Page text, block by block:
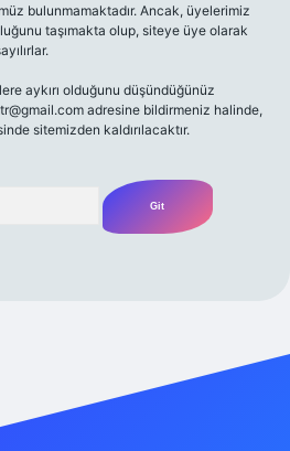
bulunmamaktadır. Ancak, üyelerimiz
taşımakta olup, siteye üye olarak
aykırı olduğunu düşündüğünüz
adresine bildirmeniz halinde,
sitemizden kaldırılacaktır.